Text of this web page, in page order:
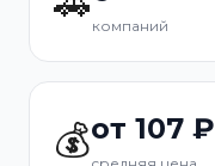
компаний
💰от 107 ₽